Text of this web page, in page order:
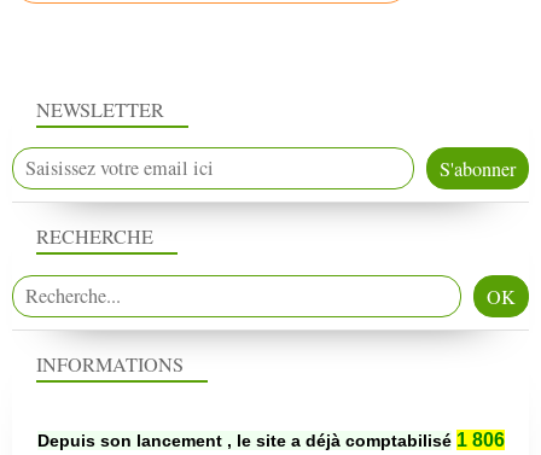
NEWSLETTER
RECHERCHE
INFORMATIONS
Depuis son lancement , le site a déjà comptabilisé 1 806